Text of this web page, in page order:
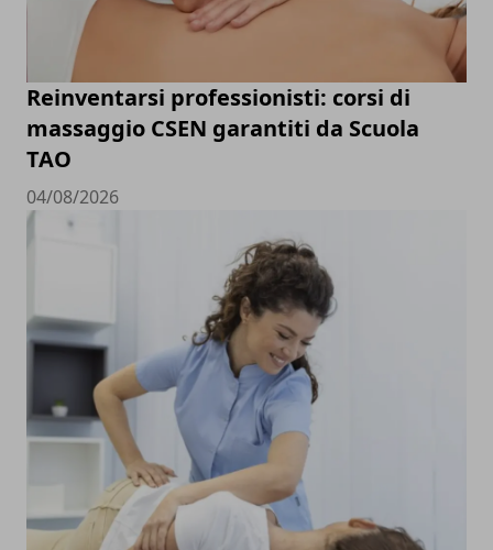
Reinventarsi professionisti: corsi di
massaggio CSEN garantiti da Scuola
TAO
04/08/2026